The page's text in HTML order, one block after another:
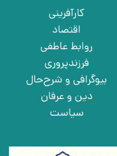
کارآفرینی
اقتصاد
روابط عاطفی
فرزندپروری
بیوگرافی و شرح‌حال
دین و عرفان
سیاست